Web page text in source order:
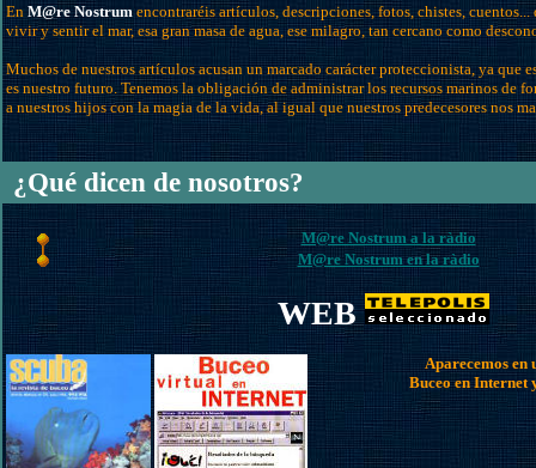
En M@re Nostrumencontraréis artículos, descripciones, fotos, chistes, cuentos...
vivir y sentir el mar, esa gran masa de agua, ese milagro, tan cercano como
Muchos de nuestros artículos acusan un marcado carácter proteccionista, ya que
es nuestro futuro. Tenemos la obligación de administrar los recursos marinos de
a nuestros hijos con la magia de la vida, al igual que nuestros predecesores nos
¿Qué dicen de nosotros?
M@re Nostrum a la ràdio
M@re Nostrum en la ràdio
WEB
Aparecemos en
Buceo en Internet